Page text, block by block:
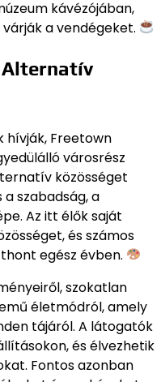
kávézójában,
a vendégeket.
hívják, Freetown
városrész
közösséget
szabadság, a
Az itt élők saját
és számos
egész évben.
szokatlan
életmódról, amely
tájáról. A látogatók
és élvezhetik
Fontos azonban